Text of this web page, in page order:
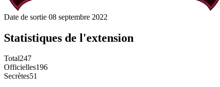
Date de sortie 08 septembre 2022
Statistiques de l'extension
Total247
Officielles196
Secrètes51